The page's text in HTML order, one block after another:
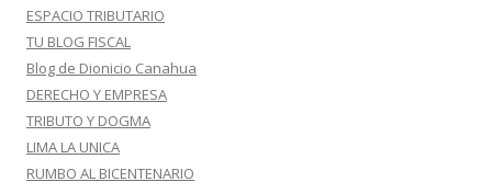
ESPACIO TRIBUTARIO
TU BLOG FISCAL
Blog de Dionicio Canahua
DERECHO Y EMPRESA
TRIBUTO Y DOGMA
LIMA LA UNICA
RUMBO AL BICENTENARIO